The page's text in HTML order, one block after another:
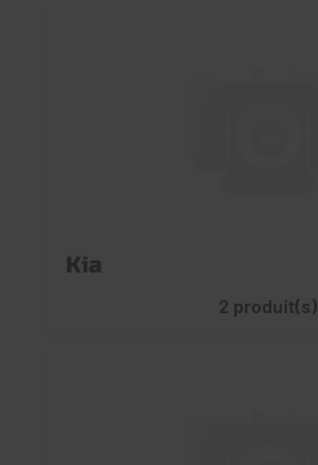
Kia
2 produit(s)